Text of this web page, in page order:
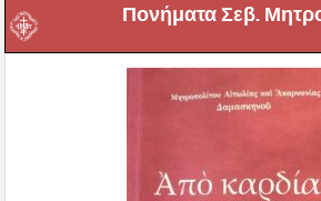
Πονήματα Σεβ.